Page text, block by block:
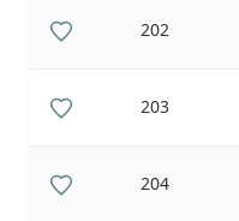
202
203
204